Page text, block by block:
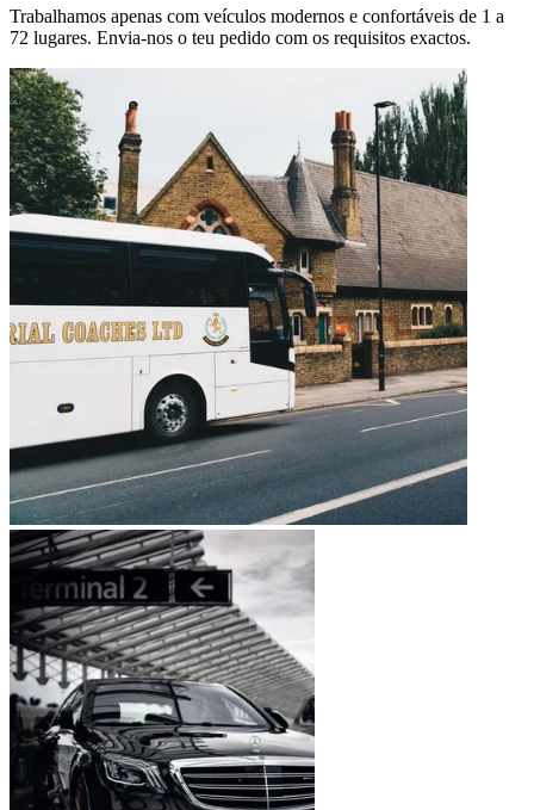
Trabalhamos apenas com veículos modernos e confortáveis de 1 a
72 lugares. Envia-nos o teu pedido com os requisitos exactos.